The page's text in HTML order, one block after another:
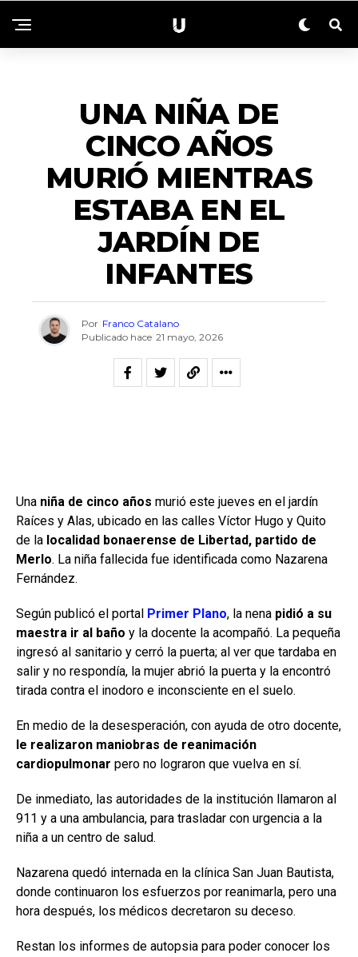
UNA NIÑA DE
CINCO AÑOS
MURIÓ MIENTRAS
ESTABA EN EL
JARDÍN DE
INFANTES
Por Franco Catalano
Publicado hace 21 mayo, 2026
Una niña de cinco años murió este jueves en el jardín
Raíces y Alas, ubicado en las calles Víctor Hugo y Quito
de la localidad bonaerense de Libertad, partido de
Merlo. La niña fallecida fue identificada como Nazarena
Fernández.
Según publicó el portal Primer Plano, la nena pidió a su
maestra ir al baño y la docente la acompañó. La pequeña
ingresó al sanitario y cerró la puerta; al ver que tardaba en
salir y no respondía, la mujer abrió la puerta y la encontró
tirada contra el inodoro e inconsciente en el suelo.
En medio de la desesperación, con ayuda de otro docente,
le realizaron maniobras de reanimación
cardiopulmonar pero no lograron que vuelva en sí.
De inmediato, las autoridades de la institución llamaron al
911 y a una ambulancia, para trasladar con urgencia a la
niña a un centro de salud.
Nazarena quedó internada en la clínica San Juan Bautista,
donde continuaron los esfuerzos por reanimarla, pero una
hora después, los médicos decretaron su deceso.
Restan los informes de autopsia para poder conocer los